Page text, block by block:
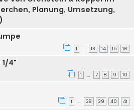
Planung, Umsetzung,
1 … 13 14 15 16
4"
1 … 7 8 9 10
1 … 38 39 40 41